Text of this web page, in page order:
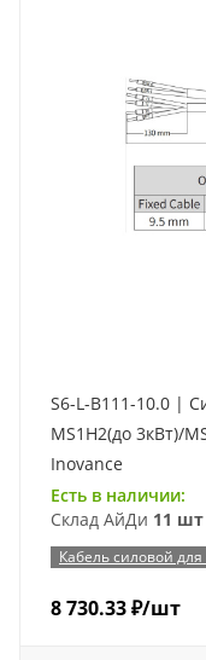
S6-L-B111-10.0 |
MS1H2(до 3кВт)/
Inovance
Есть в наличии:
Склад АйДи 11 шт
Кабель силовой
8 730.33₽/шт